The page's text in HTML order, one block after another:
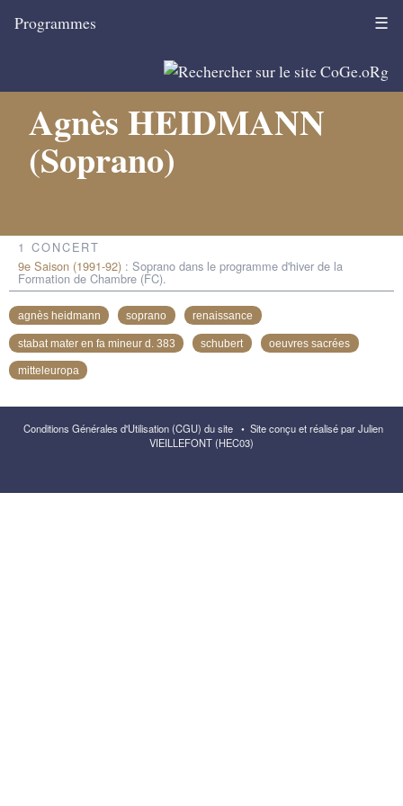
Programmes ☰
Agnès HEIDMANN
(Soprano)
1 CONCERT
9e Saison (1991-92) : Soprano dans le programme d'hiver de la
Formation de Chambre (FC).
agnès heidmann soprano renaissance
stabat mater en fa mineur d. 383 schubert oeuvres sacrées
mitteleuropa
Conditions Générales d'Utilisation (CGU) du site • Site conçu et réalisé par Julien
VIEILLEFONT (HEC03)